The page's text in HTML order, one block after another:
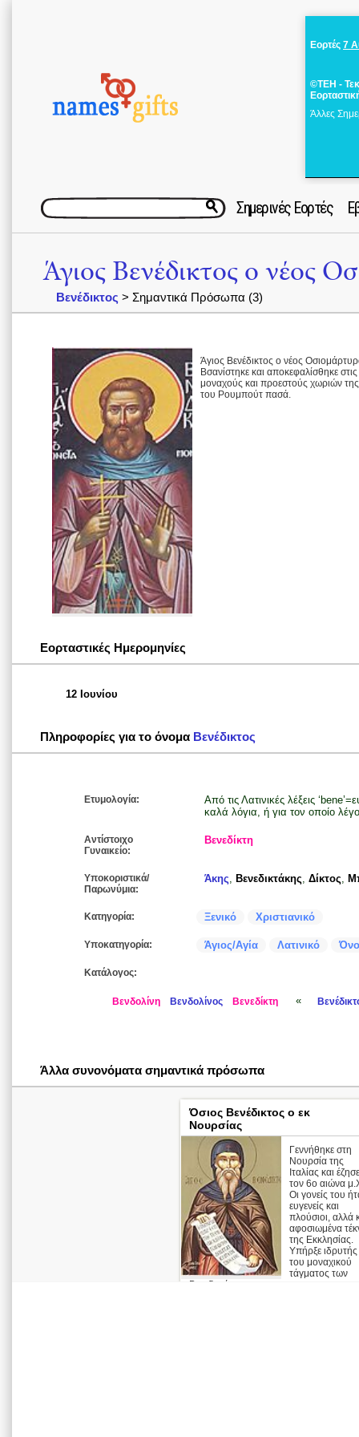
Εορτές 7
©ΤΕΗ -
Άλλες
Σημερινές Εορτές
Άγιος Βενέδικτος ο νέος
Βενέδικτος > Σημαντικά Πρόσωπα (3)
Άγιος Βενέδικτος ο νέος
Βσανίστηκε και αποκεφαλίσθηκε
μοναχούς και προεστούς χωριών
του Ρουμπούτ πασά.
Εορταστικές Ημερομηνίες
12 Ιουνίου
Πληροφορίες για το όνομα Βενέδικτος
Ετυμολογία:
Από τις Λατινικές λέξεις
καλά λόγια, ή για τον οποίο
Αντίστοιχο
Γυναικείο:
Βενεδίκτη
Υποκοριστικά/
Παρωνύμια:
Άκης, Βενεδικτάκης, Δίκτος,
Κατηγορία: Ξενικό Χριστιανικό
Υποκατηγορία: Άγιος/Αγία Λατινικό
Κατάλογος:
Βενδολίνη Βενδολίνος Βενεδίκτη «
Άλλα συνονόματα σημαντικά πρόσωπα
Όσιος Βενέδικτος ο εκ
Νουρσίας
Γεννήθηκε στη
Νουρσία της
Ιταλίας και έζησε
τον 6ο αιώνα
Οι γονείς του
ευγενείς και
πλούσιοι, αλλά
αφοσιωμένα
της Εκκλησίας.
Υπήρξε ιδρυτής
του μοναχικού
τάγματος των
Βενεδικτίνων, ...